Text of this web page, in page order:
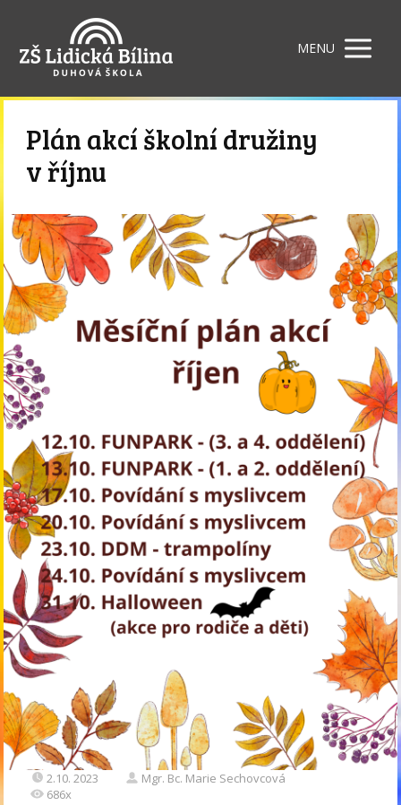
MENU
Plán akcí školní družiny
v říjnu
2.10. 2023
Mgr. Bc. Marie Sechovcová
686x